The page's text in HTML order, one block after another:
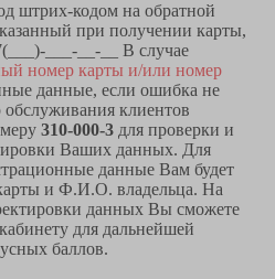
штрих-кодом на обратной
при получении карты,
___-__-__ В случае
номер карты и/или номер
данные, если ошибка не
обслуживания клиентов
310-000-3 для проверки и
Ваших данных. Для
данные Вам будет
и Ф.И.О. владельца. На
данных Вы сможете
для дальнейшей
баллов.